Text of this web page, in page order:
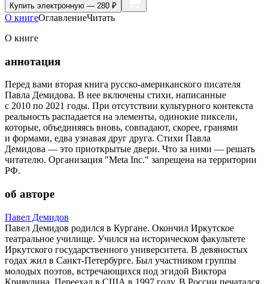
Купить электронную — 280 ₽
О книгеОглавлениеЧитать
О книге
аннотация
Перед вами вторая книга русско-американского писателя
Павла Демидова. В нее включены стихи, написанные
с 2010 по 2021 годы. При отсутствии культурного контекста
реальность распадается на элементы, одинокие пиксели,
которые, объединяясь вновь, совпадают, скорее, гранями
и формами, едва узнавая друг друга. Стихи Павла
Демидова — это приоткрытые двери. Что за ними — решать
читателю. Организация "Meta Inc." запрещена на территории
РФ.
об авторе
Павел Демидов
Павел Демидов родился в Кургане. Окончил Иркутское
театральное училище. Учился на историческом факультете
Иркутского государственного университета. В девяностых
годах жил в Санкт-Петербурге. Был участником группы
молодых поэтов, встречающихся под эгидой Виктора
Кривулина. Переехал в США в 1997 году. В России печатался